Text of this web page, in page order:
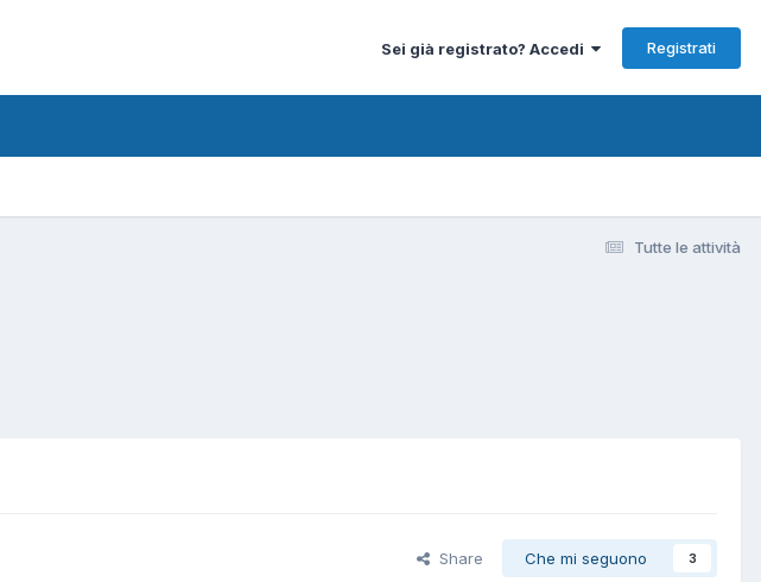
Sei già registrato? Accedi Registrati
Tutte le attività
Share Che mi seguono 3